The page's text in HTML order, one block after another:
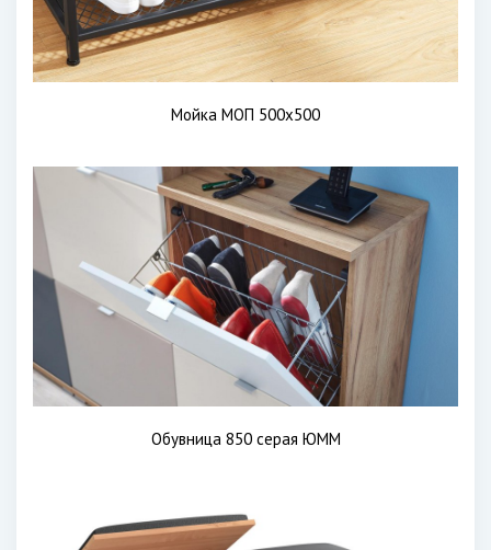
Мойка МОП 500х500
Обувница 850 серая ЮММ